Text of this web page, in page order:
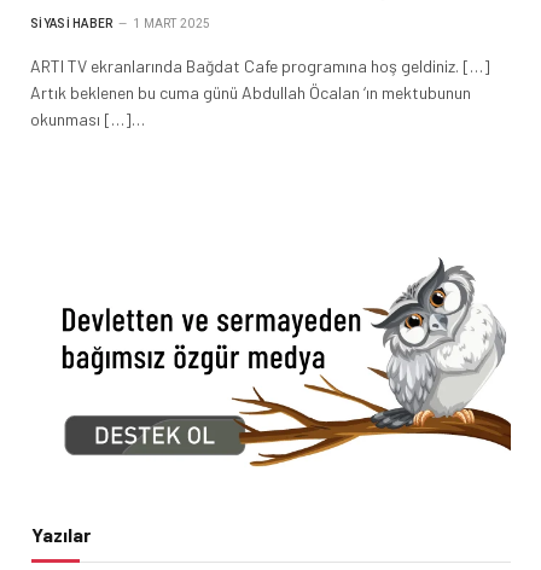
SIYASI HABER 1 MART 2025
ARTI TV ekranlarında Bağdat Cafe programına hoş geldiniz. […]
Artık beklenen bu cuma günü Abdullah Öcalan ‘ın mektubunun
okunması […]…
Yazılar